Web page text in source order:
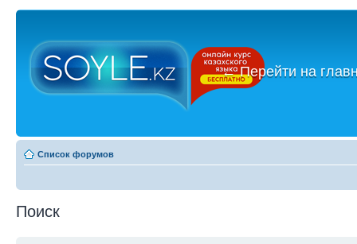
←Перейти на
Список форумов
Поиск